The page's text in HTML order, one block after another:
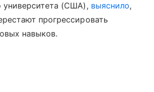
университета (США), выяснило,
прогрессировать
навыков.